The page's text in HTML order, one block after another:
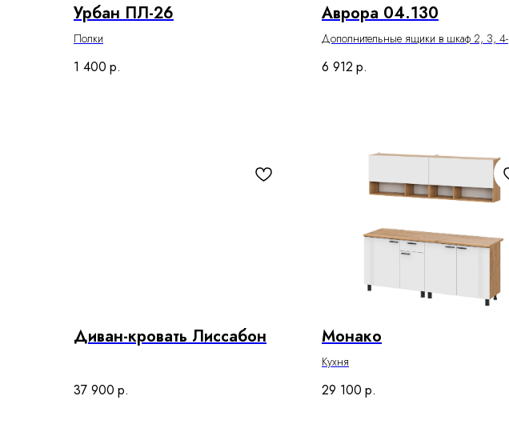
Урбан ПЛ-26
Полки
1 400 р.
Аврора 04.130
Дополнительные ящики в шкаф 2, 3, 4-
6 912 р.
Диван-кровать Лиссабон
37 900 р.
Монако
Кухня
29 100 р.